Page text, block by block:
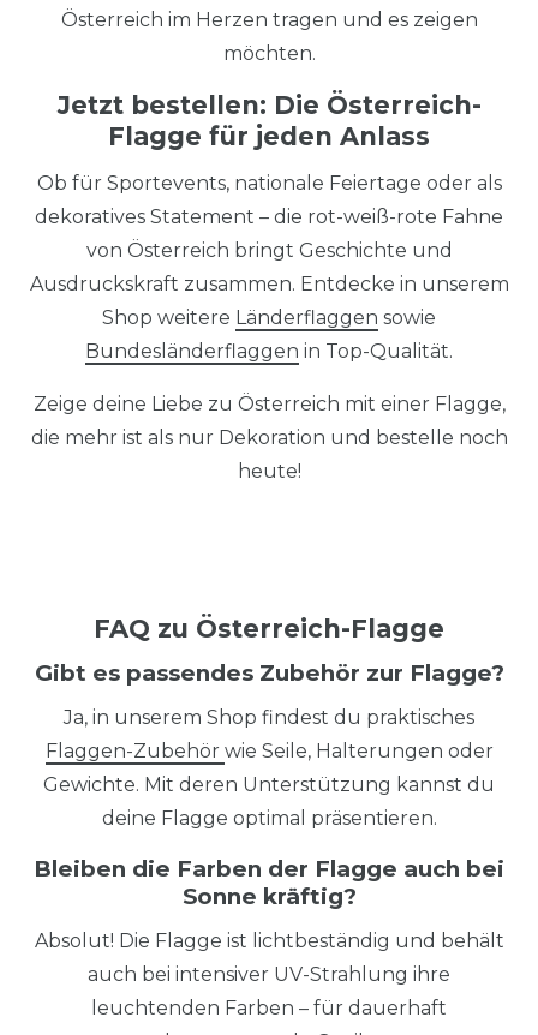
Österreich im Herzen tragen und es zeigen
möchten.
Jetzt bestellen: Die Österreich-
Flagge für jeden Anlass
Ob für Sportevents, nationale Feiertage oder als
dekoratives Statement – die rot-weiß-rote Fahne
von Österreich bringt Geschichte und
Ausdruckskraft zusammen. Entdecke in unserem
Shop weitere Länderflaggen sowie
Bundesländerflaggen in Top-Qualität.
Zeige deine Liebe zu Österreich mit einer Flagge,
die mehr ist als nur Dekoration und bestelle noch
heute!
FAQ zu Österreich-Flagge
Gibt es passendes Zubehör zur Flagge?
Ja, in unserem Shop findest du praktisches
Flaggen-Zubehör wie Seile, Halterungen oder
Gewichte. Mit deren Unterstützung kannst du
deine Flagge optimal präsentieren.
Bleiben die Farben der Flagge auch bei
Sonne kräftig?
Absolut! Die Flagge ist lichtbeständig und behält
auch bei intensiver UV-Strahlung ihre
leuchtenden Farben – für dauerhaft